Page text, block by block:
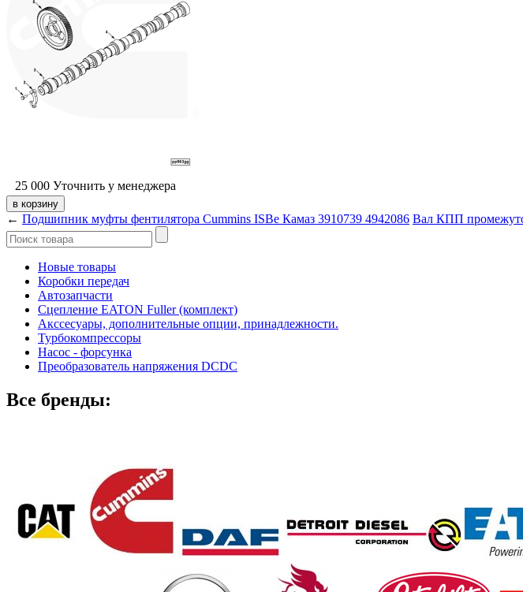
25 000 Уточнить у менеджера
← Подшипник муфты фентилятора Cummins ISBe Камаз 3910739 4942086 Вал КПП
Новые товары
Коробки передач
Автозапчасти
Сцепление EATON Fuller (комплект)
Акссесуары, дополнительные опции, принадлежности.
Турбокомпрессоры
Насос - форсунка
Преобразователь напряжения DCDC
Все бренды: